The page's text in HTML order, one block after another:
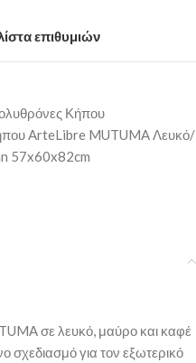
επιθυμιών
Κήπου
ArteLibre MUTUMA Λευκό/
57x60x82cm
σε λευκό, μαύρο και καφέ
σχεδιασμό για τον εξωτερικό